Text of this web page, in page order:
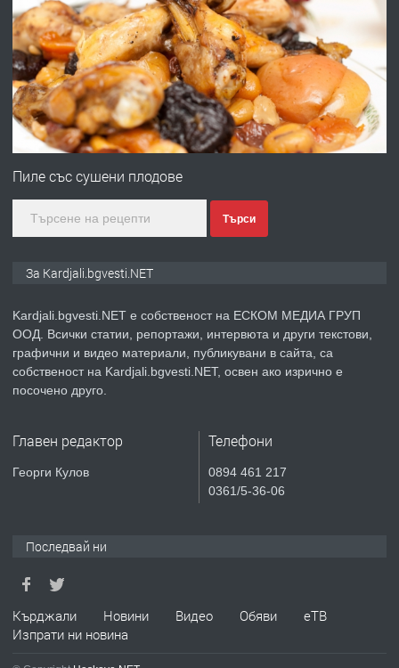
ПРЕДЛАГА
Заведение /ресторант, бистро/ в с.
Чакаларово, община Кирково
преди 7 месеца
ПРЕДЛАГА
Гараж под наем в супер център
на язовир Студен кладенец 331м2 |
преди 1 година
ПРЕДЛАГА
Курс
ПРЕДЛАГА
**Прекрасен имот за продажба в
язовир Кърджали**
Пиле със сушени плодове
Търси
За Kardjali.bgvesti.NET
Kardjali.bgvesti.NET е собственост на ЕСКОМ МЕДИА ГРУП
ООД. Всички статии, репортажи, интервюта и други текстови,
графични и видео материали, публикувани в сайта, са
собственост на Kardjali.bgvesti.NET, освен ако изрично е
посочено друго.
Главен редактор
Георги Кулов
Телефони
0894 461 217
0361/5-36-06
Последвай ни
Кърджали Новини Видео Обяви
еТВ
Изпрати ни новина